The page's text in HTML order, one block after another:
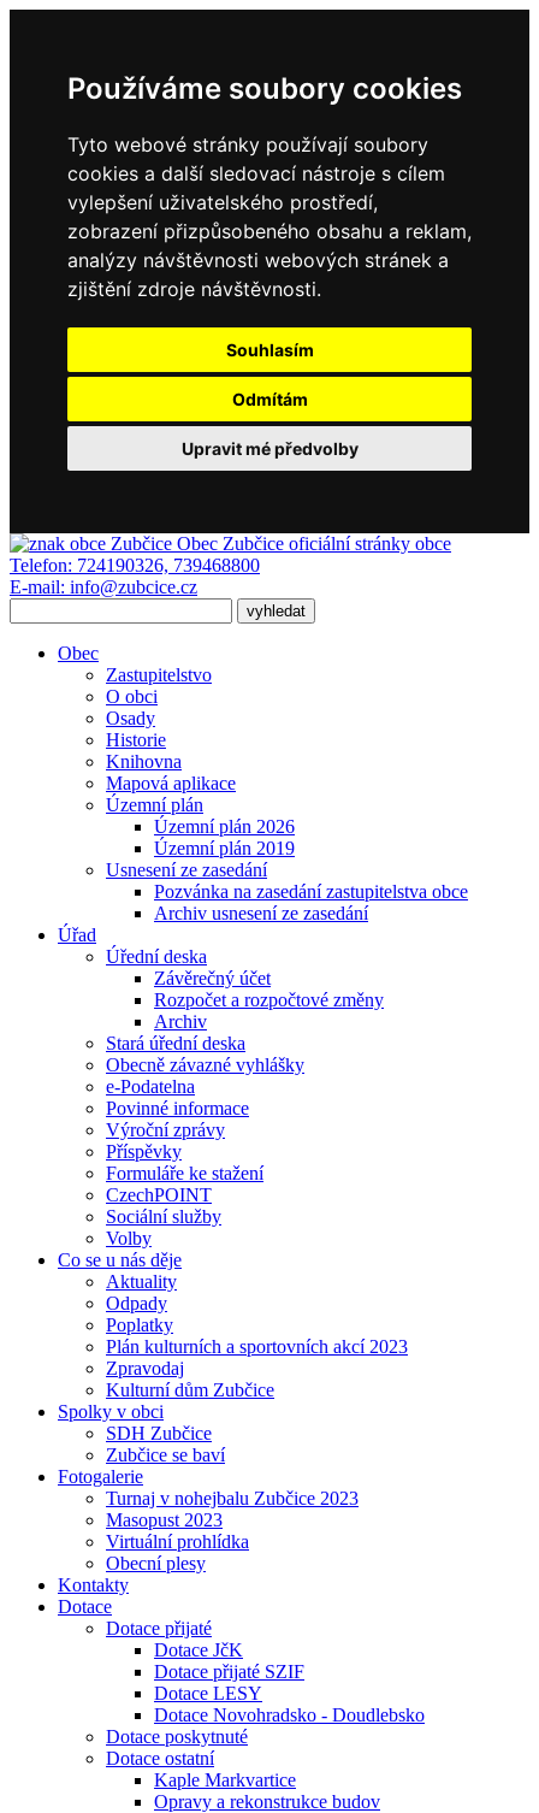
Používáme soubory cookies
Tyto webové stránky používají soubory
cookies a další sledovací nástroje s cílem
vylepšení uživatelského prostředí,
zobrazení přizpůsobeného obsahu a reklam,
analýzy návštěvnosti webových stránek a
zjištění zdroje návštěvnosti.
Souhlasím
Odmítám
Upravit mé předvolby
Obec Zubčice oficiální stránky obce
Telefon: 724190326, 739468800
E-mail: info@zubcice.cz
Obec
Zastupitelstvo
O obci
Osady
Historie
Knihovna
Mapová aplikace
Územní plán
Územní plán 2026
Územní plán 2019
Usnesení ze zasedání
Pozvánka na zasedání zastupitelstva obce
Archiv usnesení ze zasedání
Úřad
Úřední deska
Závěrečný účet
Rozpočet a rozpočtové změny
Archiv
Stará úřední deska
Obecně závazné vyhlášky
e-Podatelna
Povinné informace
Výroční zprávy
Příspěvky
Formuláře ke stažení
CzechPOINT
Sociální služby
Volby
Co se u nás děje
Aktuality
Odpady
Poplatky
Plán kulturních a sportovních akcí 2023
Zpravodaj
Kulturní dům Zubčice
Spolky v obci
SDH Zubčice
Zubčice se baví
Fotogalerie
Turnaj v nohejbalu Zubčice 2023
Masopust 2023
Virtuální prohlídka
Obecní plesy
Kontakty
Dotace
Dotace přijaté
Dotace JčK
Dotace přijaté SZIF
Dotace LESY
Dotace Novohradsko - Doudlebsko
Dotace poskytnuté
Dotace ostatní
Kaple Markvartice
Opravy a rekonstrukce budov